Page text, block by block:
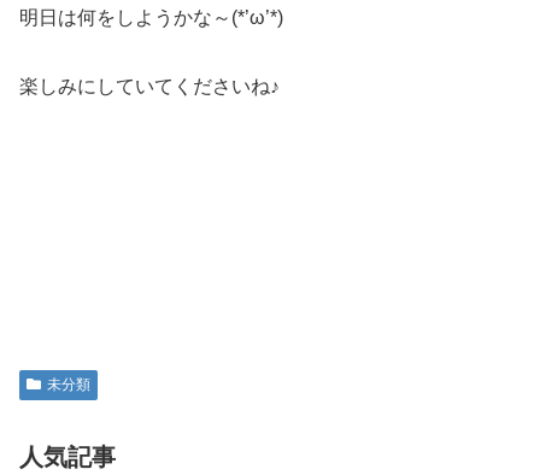
明日は何をしようかな～(*’ω’*)
楽しみにしていてくださいね♪
未分類
人気記事